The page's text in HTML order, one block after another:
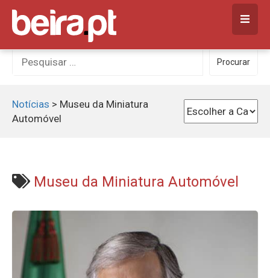
Skip
content
Procurar
por:
Procurar
Notícias > Museu da Miniatura
Automóvel
Museu da Miniatura Automóvel